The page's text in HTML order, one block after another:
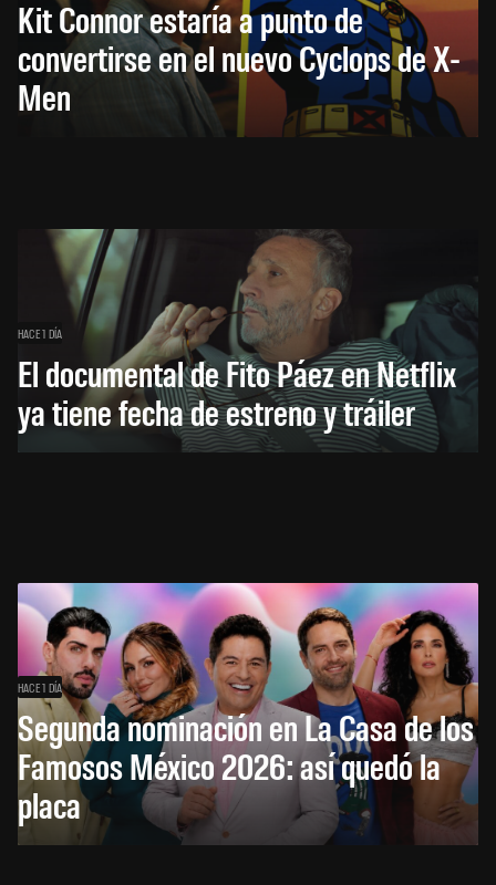
Kit Connor estaría a punto de
convertirse en el nuevo Cyclops de X-
Men
HACE 1 DÍA
El documental de Fito Páez en Netflix
ya tiene fecha de estreno y tráiler
HACE 1 DÍA
Segunda nominación en La Casa de los
Famosos México 2026: así quedó la
placa